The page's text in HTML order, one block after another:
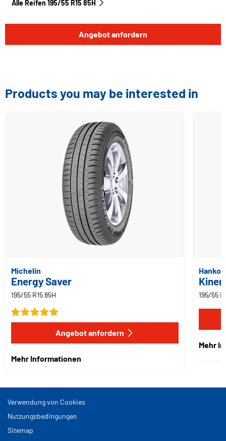
Alle Reifen‎ 195/55 R15 85H
Angebot anfordern
Products you may be interested in
Michelin
Energy Saver
195/55 R15 85H
Angebot anfordern
Mehr Informationen
195/55
Mehr
Verwendung von Cookies
Nutzungsbedingungen
Sitemap